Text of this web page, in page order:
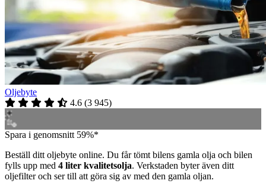
Oljebyte
4.6 (3 945)
Spara i genomsnitt 59%*
Beställ ditt oljebyte online. Du får tömt bilens gamla olja och bilen
fylls upp med 4 liter kvalitetsolja. Verkstaden byter även ditt
oljefilter och ser till att göra sig av med den gamla oljan.